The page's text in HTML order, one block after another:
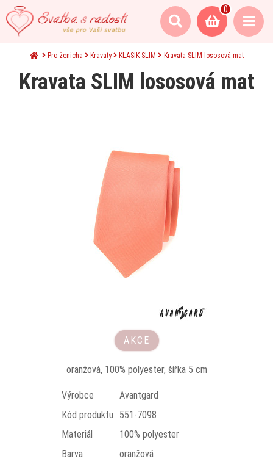
0
Pro ženicha Kravaty KLASIK SLIM Kravata SLIM lososová mat
Kravata SLIM lososová mat
AKCE
oranžová, 100% polyester, šířka 5 cm
Výrobce
Avantgard
Kód produktu
551-7098
Materiál
100% polyester
Barva
oranžová